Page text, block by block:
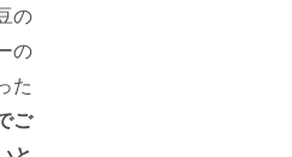
の
の
た
ご